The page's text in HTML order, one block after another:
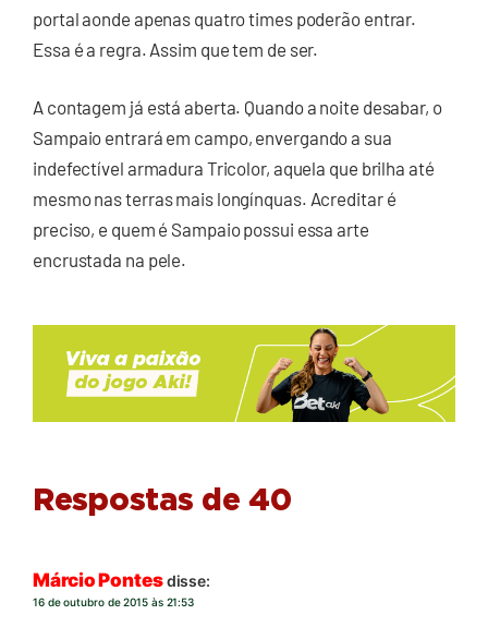
portal aonde apenas quatro times poderão entrar.
Essa é a regra. Assim que tem de ser.
A contagem já está aberta. Quando a noite desabar, o
Sampaio entrará em campo, envergando a sua
indefectível armadura Tricolor, aquela que brilha até
mesmo nas terras mais longínquas. Acreditar é
preciso, e quem é Sampaio possui essa arte
encrustada na pele.
Respostas de 40
Márcio Pontesdisse:
16 de outubro de 2015 às 21:53